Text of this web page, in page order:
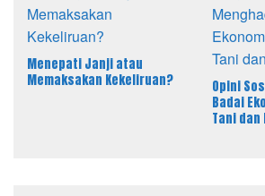
Menepati Janji atau
Memaksakan Kekeliruan?
Opini
Badai
Tani